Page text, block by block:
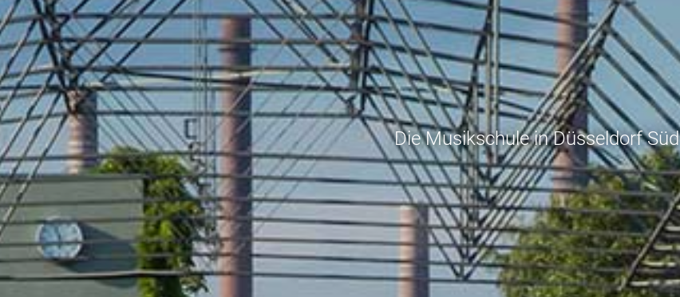
Die Musikschule in Düsseldorf Süd